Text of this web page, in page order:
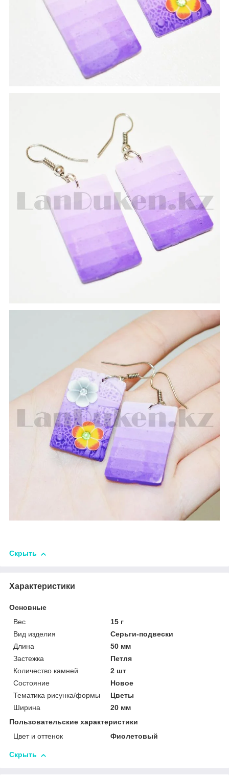
Скрыть
Характеристики
Основные
Вес
15 г
Вид изделия
Серьги-подвески
Длина
50 мм
Застежка
Петля
Количество камней
2 шт
Состояние
Новое
Тематика рисунка/формы
Цветы
Ширина
20 мм
Пользовательские характеристики
Цвет и оттенок
Фиолетовый
Скрыть